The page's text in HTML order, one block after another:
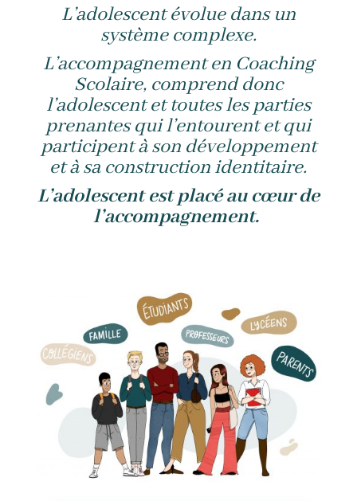
L’adolescent évolue dans un
système complexe.
L’accompagnement en Coaching
Scolaire, comprend donc
l’adolescent et toutes les parties
prenantes qui l’entourent et qui
participent à son développement
et à sa construction identitaire.
L’adolescent est placé au cœur de
l’accompagnement.